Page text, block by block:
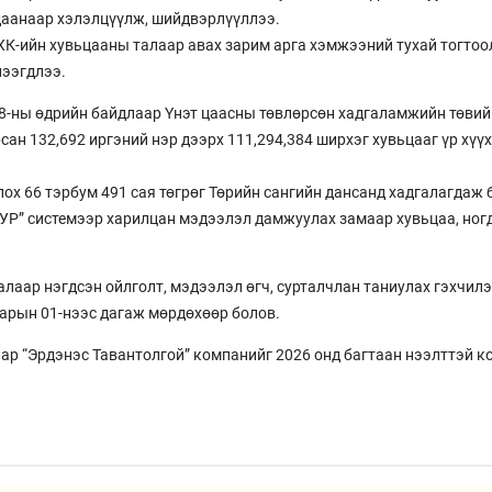
хэлэлцүүлж, шийдвэрлүүллээ.
ийн хувьцааны талаар авах зарим арга хэмжээний тухай
өдрийн байдлаар Үнэт цаасны төвлөрсөн хадгаламжийн
132,692 иргэний нэр дээрх 111,294,384 ширхэг хувьцааг үр
66 тэрбум 491 сая төгрөг Төрийн сангийн дансанд
системээр харилцан мэдээлэл дамжуулах замаар хувьцаа,
нэгдсэн ойлголт, мэдээлэл өгч, сурталчлан таниулах
01-нээс дагаж мөрдөхөөр болов.
“Эрдэнэс Тавантолгой” компанийг 2026 онд багтаан нээлттэй